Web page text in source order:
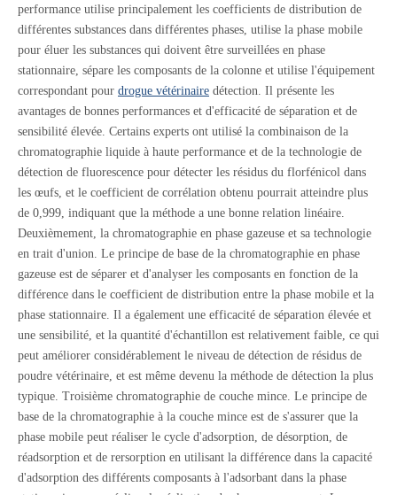
performance utilise principalement les coefficients de distribution de
différentes substances dans différentes phases, utilise la phase mobile
pour éluer les substances qui doivent être surveillées en phase
stationnaire, sépare les composants de la colonne et utilise l'équipement
correspondant pour drogue vétérinaire détection. Il présente les
avantages de bonnes performances et d'efficacité de séparation et de
sensibilité élevée. Certains experts ont utilisé la combinaison de la
chromatographie liquide à haute performance et de la technologie de
détection de fluorescence pour détecter les résidus du florfénicol dans
les œufs, et le coefficient de corrélation obtenu pourrait atteindre plus
de 0,999, indiquant que la méthode a une bonne relation linéaire.
Deuxièmement, la chromatographie en phase gazeuse et sa technologie
en trait d'union. Le principe de base de la chromatographie en phase
gazeuse est de séparer et d'analyser les composants en fonction de la
différence dans le coefficient de distribution entre la phase mobile et la
phase stationnaire. Il a également une efficacité de séparation élevée et
une sensibilité, et la quantité d'échantillon est relativement faible, ce qui
peut améliorer considérablement le niveau de détection de résidus de
poudre vétérinaire, et est même devenu la méthode de détection la plus
typique. Troisième chromatographie de couche mince. Le principe de
base de la chromatographie à la couche mince est de s'assurer que la
phase mobile peut réaliser le cycle d'adsorption, de désorption, de
réadsorption et de rersorption en utilisant la différence dans la capacité
d'adsorption des différents composants à l'adsorbant dans la phase